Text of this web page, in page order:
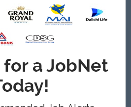
ာက်တာဝန်ထမ်းဆောင်နိုင်သူဖြစ်ရမည်။
မ်းလှမ်းနိုင်သလဲ
performance